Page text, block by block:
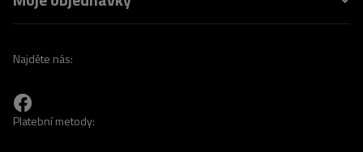
Najděte nás:
Platební metody: